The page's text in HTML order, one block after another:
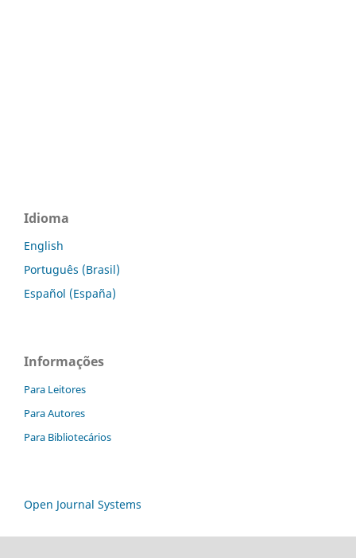
Idioma
English
Português (Brasil)
Español (España)
Informações
Para Leitores
Para Autores
Para Bibliotecários
Open Journal Systems